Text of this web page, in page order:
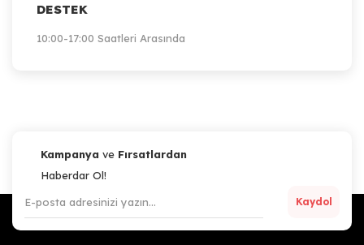
DESTEK
10:00-17:00 Saatleri Arasında
Kampanya ve Fırsatlardan
Haberdar Ol!
Kaydol